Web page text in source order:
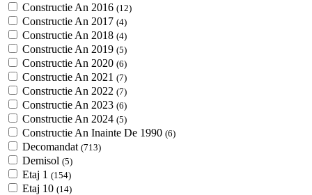
Constructie An 2016 (12)
Constructie An 2017 (4)
Constructie An 2018 (4)
Constructie An 2019 (5)
Constructie An 2020 (6)
Constructie An 2021 (7)
Constructie An 2022 (7)
Constructie An 2023 (6)
Constructie An 2024 (5)
Constructie An Inainte De 1990 (6)
Decomandat (713)
Demisol (5)
Etaj 1 (154)
Etaj 10 (14)